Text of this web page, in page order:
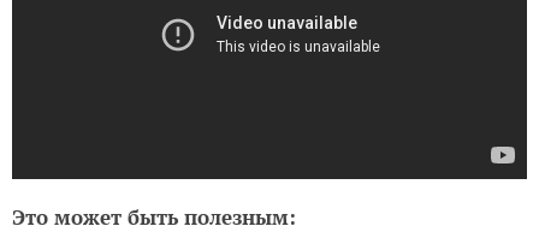
Это может быть полезным: